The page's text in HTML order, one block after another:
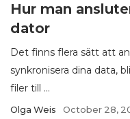
Hur man
dator
Det finns flera sätt att
synkronisera dina data,
filer till ...
Olga Weis October 28,